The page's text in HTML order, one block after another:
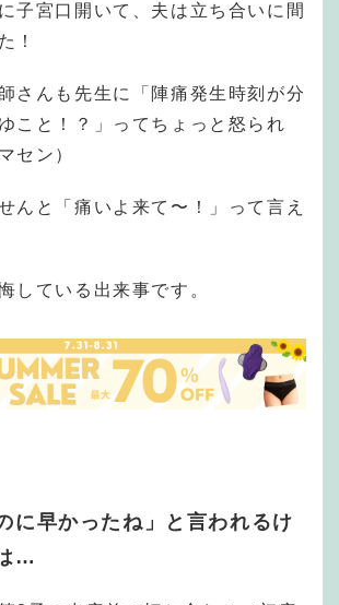
子宮口開いて、夫は立ち合いに間
！
さんも先生に「陣痛発生時刻が分
こと！？」ってちょっと怒られ
セン）
んと「痛いよ来て〜！」って言え
している出来事です。
に早かったね」と言われるけ
…